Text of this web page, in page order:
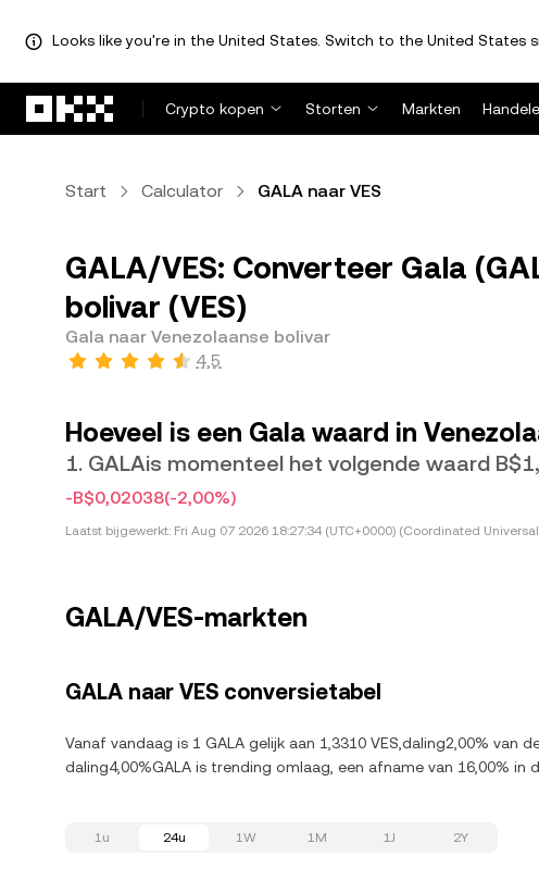
Looks like you're in the United States. Switch to the United States
Crypto kopen
Storten Markten
Start Calculator GALA naar VES
GALA/VES: Converteer Gala
bolivar (VES)
Gala naar Venezolaanse bolivar
4,5
Hoeveel is een Gala waard in
1. GALAis momenteel het volgende waard
-B$0,02038(-2,00%)
Laatst bijgewerkt: Fri Aug 07 2026 18:27:34 (UTC+0000) (Coordinated
GALA/VES-markten
GALA naar VES conversietabel
Vanaf vandaag is 1 GALA gelijk aan 1,3310 VES,daling2,00% van
daling4,00%GALA is trending omlaag, een afname van 16,00% in
1u 24u 1W 1M 1J 2Y